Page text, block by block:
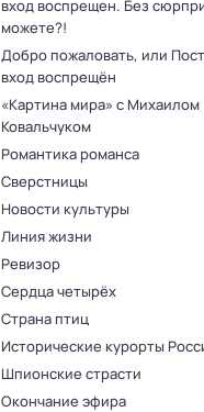
вход воспрещен. Без
можете?!
Добро пожаловать, или
вход воспрещён
«Картина мира» с Михаилом
Ковальчуком
Романтика романса
Сверстницы
Новости культуры
Линия жизни
Ревизор
Сердца четырёх
Страна птиц
Исторические курорты
Шпионские страсти
Окончание эфира